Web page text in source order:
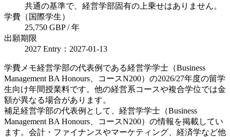
共通の基準で、経営学部固有の上乗せはありません。
学費（国際学生）
25,750 GBP / 年
出願期限
2027 Entry：2027-01-13
学費メモ経営学部の代表例である経営学学士（Business
Management BA Honours、コースN200）の2026/27年度の留学
生向け年間授業料です。他の経営系コースや複合学位では金
額が異なる場合があります。
補足経営学部の代表例として、経営学学士（Business
Management BA Honours、コースN200）の情報を掲載してい
ます。会計・ファイナンスやマーケティング、経済学など他